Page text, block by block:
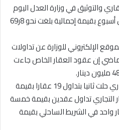
والتوثيق في وزارة العدل اليوم
الأحد تداول 136 عقدا عقاريا خلال أسبوع بقيمة إجمالية بلغت نحو 8ر69
الإلكتروني للوزارة عن تداولات
21 و25 ديسمبر الماضي إن عقود العقار الخاص جاءت
وأضافت أن عقود العقار الاستثماري حلت ثانيا بتداول 19 عقارا بقيمة
التجاري تداول عقدين بقيمة خمسة
واحد في الشريط الساحلي بقيمة